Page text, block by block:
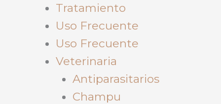
Tratamiento
Uso Frecuente
Uso Frecuente
Veterinaria
Antiparasitarios
Champu